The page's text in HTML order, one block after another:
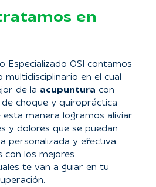
en
Especializado OSI contamos
en el cual
de la acupuntura con
choque y quiropráctica
manera logramos aliviar
y dolores que se puedan
personalizada y efectiva.
con los mejores
te van a guiar en tu